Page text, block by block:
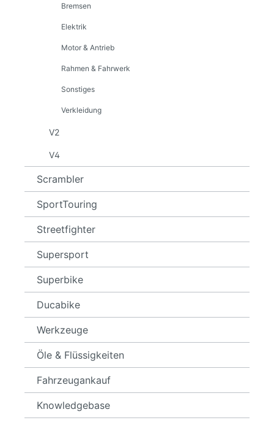
Bremsen
Elektrik
Motor & Antrieb
Rahmen & Fahrwerk
Sonstiges
Verkleidung
V2
V4
Scrambler
SportTouring
Streetfighter
Supersport
Superbike
Ducabike
Werkzeuge
Öle & Flüssigkeiten
Fahrzeugankauf
Knowledgebase